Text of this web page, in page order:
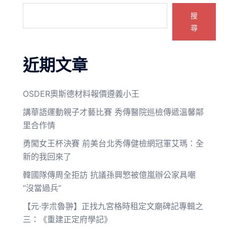
搜
尋
近期文章
OSDER奧斯德材料報價遵義小王
講華語運動親子才藝比賽 秀傳醫院巡檢傳遞溫馨鄰
里合作情
勇闖女王杯決賽 前美台北秀傳健檢網冠軍艾瑪：全
新的我回來了
韓國隊傳周全拒訪 抗議孫興慜被億嵐辦公家具嘲
“沒當過兵”
【元·孛朮魯翀】正找九宮格時租定文廟碑記專輯之
三：《重建正定府學記》